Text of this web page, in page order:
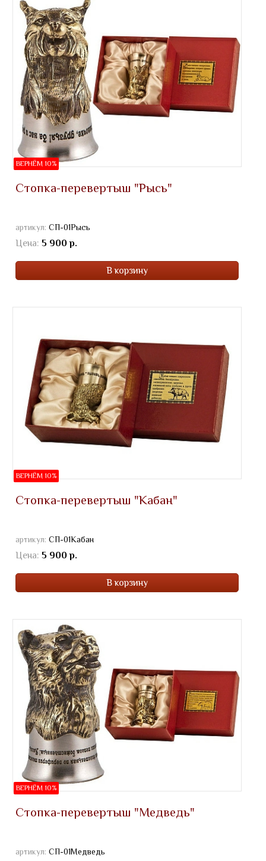
ВЕРНЁМ 10%
Стопка-перевертыш "Рысь"
артикул: СП-01Рысь
Цена: 5 900 р.
В корзину
ВЕРНЁМ 10%
Стопка-перевертыш "Кабан"
артикул: СП-01Кабан
Цена: 5 900 р.
В корзину
ВЕРНЁМ 10%
Стопка-перевертыш "Медведь"
артикул: СП-01Медведь